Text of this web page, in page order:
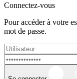
Connectez-vous
Pour accéder à votre
mot de passe.